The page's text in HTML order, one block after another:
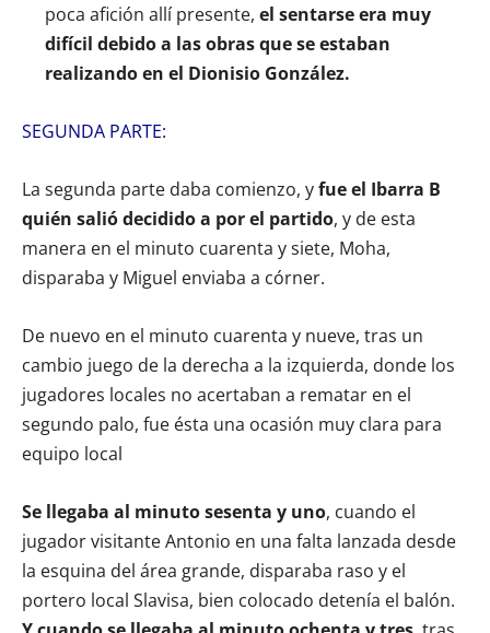
poca afición allí presente, el sentarse era muy
difícil debido a las obras que se estaban
realizando en el Dionisio González.
SEGUNDA PARTE:
La segunda parte daba comienzo, yfue el Ibarra B
quién salió decidido a por el partido, y de esta
manera en el minuto cuarenta y siete, Moha,
disparaba y Miguel enviaba a córner.
De nuevo en el minuto cuarenta y nueve, tras un
cambio juego de la derecha a la izquierda, donde los
jugadores locales no acertaban a rematar en el
segundo palo, fue ésta una ocasión muy clara para
equipo local
Se llegaba al minuto sesenta y uno, cuando el
jugador visitante Antonio en una falta lanzada desde
la esquina del área grande, disparaba raso y el
portero local Slavisa, bien colocado detenía el balón.